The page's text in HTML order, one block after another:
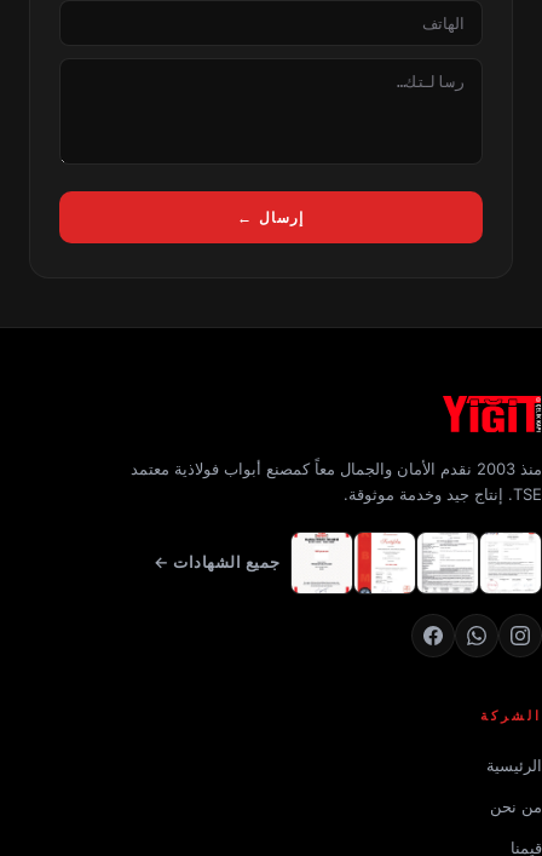
الهاتف
الرسالة
إرسال ←
منذ 2003 نقدم الأمان والجمال معاً كمصنع أبواب فولاذية معتمد
TSE. إنتاج جيد وخدمة موثوقة.
جميع الشهادات ←
الشركة
الرئيسية
من نحن
قيمنا